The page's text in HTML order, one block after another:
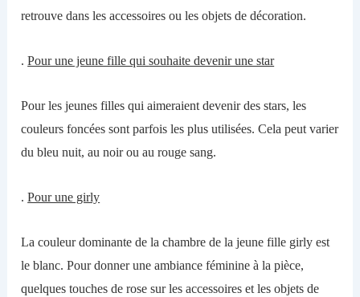
retrouve danslesaccessoires oules objets de décoration.
.Pour une jeune fille quisouhaite devenir une star
Pour les jeunes filles qui aimeraient devenir des stars, les
couleurs foncées sont parfois les plus utilisées. Cela peut varier
du bleu nuit,au noirou au rouge sang.
.Pour une girly
La couleur dominante de la chambre de la jeune fille girly est
le blanc. Pour donner une ambiance féminine à la pièce,
quelques touches de rose sur les accessoires et les objets de